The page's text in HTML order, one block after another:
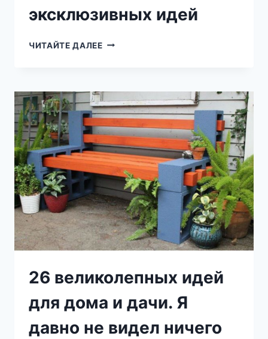
эксклюзивных идей
ЧИТАЙТЕ ДАЛЕЕХОТЬ
НЕ
ВЫБРАСЫВАЙ
СТАРЫЕ
ДЖИНСЫ!
30
ЭКСКЛЮЗИВНЫХ
ИДЕЙ
26 великолепных идей
для дома и дачи. Я
давно не видел ничего